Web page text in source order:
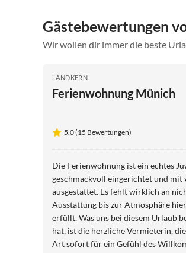
Gästebewertungen
Wir wollen dir immer die beste
LANDKERN
Ferienwohnung Münich
5.0 (15 Bewertungen)
Die Ferienwohnung ist ein echtes
geschmackvoll eingerichtet und mit
ausgestattet. Es fehlt wirklich an
Ausstattung bis zur Atmosphäre
erfüllt. Was uns bei diesem Urlaub besonders gefallen
hat, ist die herzliche Vermieterin,
Art sofort für ein Gefühl des